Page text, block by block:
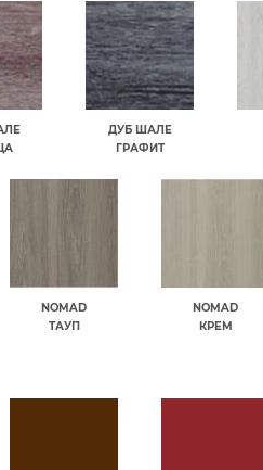
ДУБ ШАЛЕ
ГРАФИТ
NOMAD
ТАУП
NOMAD
КРЕМ